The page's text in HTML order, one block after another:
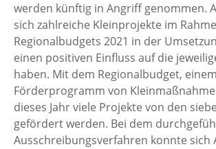
werden künftig in Angriff genommen.
sich zahlreiche Kleinprojekte im
Regionalbudgets 2021 in der
einen positiven Einfluss auf die
haben. Mit dem Regionalbudget, einem
Förderprogramm von
dieses Jahr viele Projekte von den
gefördert werden. Bei dem
Ausschreibungsverfahren konnte sich